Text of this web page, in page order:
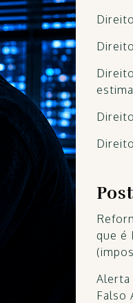
que é
Alerta
Falso